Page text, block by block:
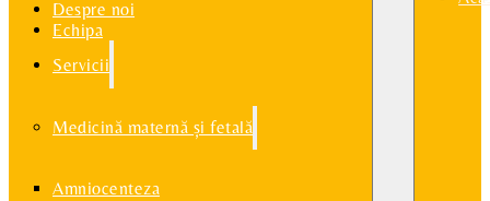
Despre noi
Echipa
Servicii
Medicină maternă și fetală
Amniocenteza